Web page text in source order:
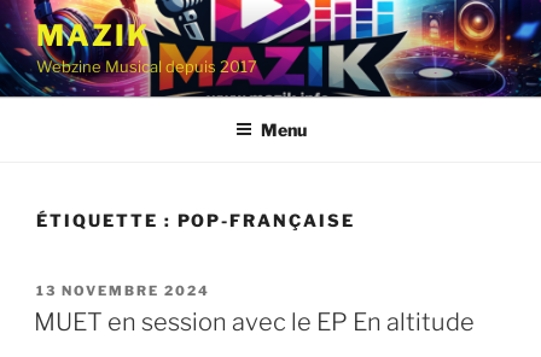
Aller
contenu
principal
MAZIK
Webzine Musical depuis 2017
Menu
ÉTIQUETTE : POP-FRANÇAISE
PUBLIÉ
LE
13 NOVEMBRE 2024
MUET en session avec le EP En altitude